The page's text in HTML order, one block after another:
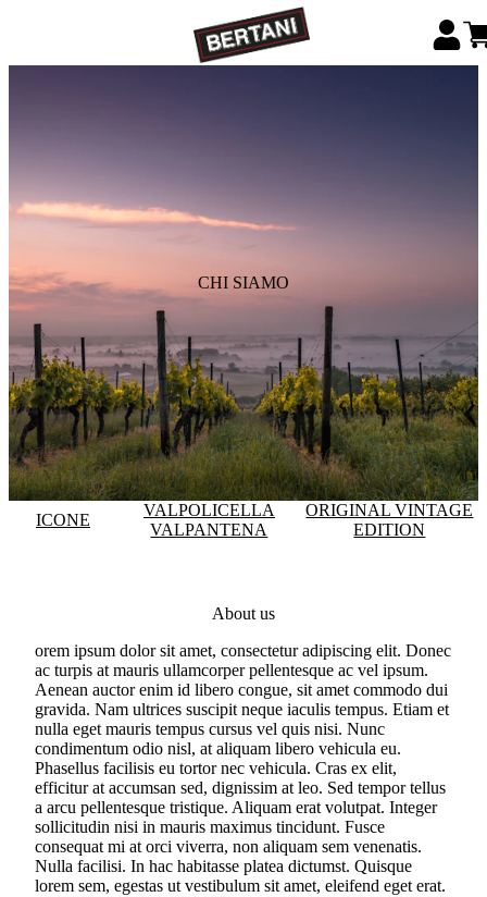
CHI SIAMO
ICONE
VALPOLICELLA
VALPANTENA
ORIGINAL VINTAGE
EDITION
About us
orem ipsum dolor sit amet, consectetur adipiscing elit. Donec
ac turpis at mauris ullamcorper pellentesque ac vel ipsum.
Aenean auctor enim id libero congue, sit amet commodo dui
gravida. Nam ultrices suscipit neque iaculis tempus. Etiam et
nulla eget mauris tempus cursus vel quis nisi. Nunc
condimentum odio nisl, at aliquam libero vehicula eu.
Phasellus facilisis eu tortor nec vehicula. Cras ex elit,
efficitur at accumsan sed, dignissim at leo. Sed tempor tellus
a arcu pellentesque tristique. Aliquam erat volutpat. Integer
sollicitudin nisi in mauris maximus tincidunt. Fusce
consequat mi at orci viverra, non aliquam sem venenatis.
Nulla facilisi. In hac habitasse platea dictumst. Quisque
lorem sem, egestas ut vestibulum sit amet, eleifend eget erat.